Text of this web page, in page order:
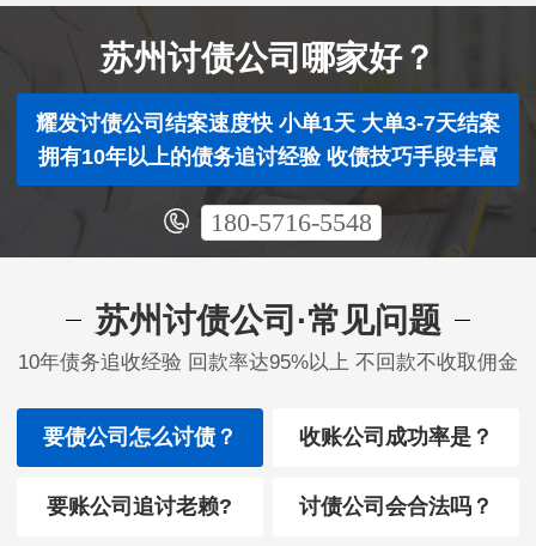
苏州讨债公司哪家好？
耀发讨债公司结案速度快 小单1天 大单3-7天结案
拥有10年以上的债务追讨经验 收债技巧手段丰富
180-5716-5548
苏州讨债公司·常见问题
10年债务追收经验 回款率达95%以上 不回款不收取佣金
要债公司怎么讨债？ 收账公司成功率是？
要账公司追讨老赖? 讨债公司会合法吗？